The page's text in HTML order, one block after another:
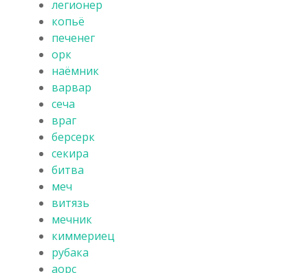
легионер
копьё
печенег
орк
наёмник
варвар
сеча
враг
берсерк
секира
битва
меч
витязь
мечник
киммериец
рубака
аорс